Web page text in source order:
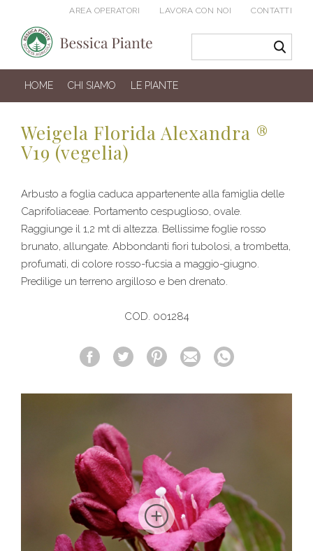
AREA OPERATORI LAVORA CON NOI CONTATTI
HOME CHI SIAMO LE PIANTE
Weigela Florida Alexandra ®
V19 (vegelia)
Arbusto a foglia caduca appartenente alla famiglia delle
Caprifoliaceae. Portamento cespuglioso, ovale.
Raggiunge il 1,2 mt di altezza. Bellissime foglie rosso
brunato, allungate. Abbondanti fiori tubolosi, a trombetta,
profumati, di colore rosso-fucsia a maggio-giugno.
Predilige un terreno argilloso e ben drenato.
COD. 001284